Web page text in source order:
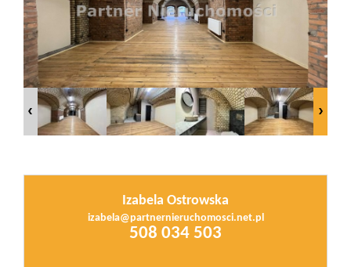
Blog
Opinie
Izabela Ostrowska
izabela@partnernieruchomosci.net.pl
508 034 503